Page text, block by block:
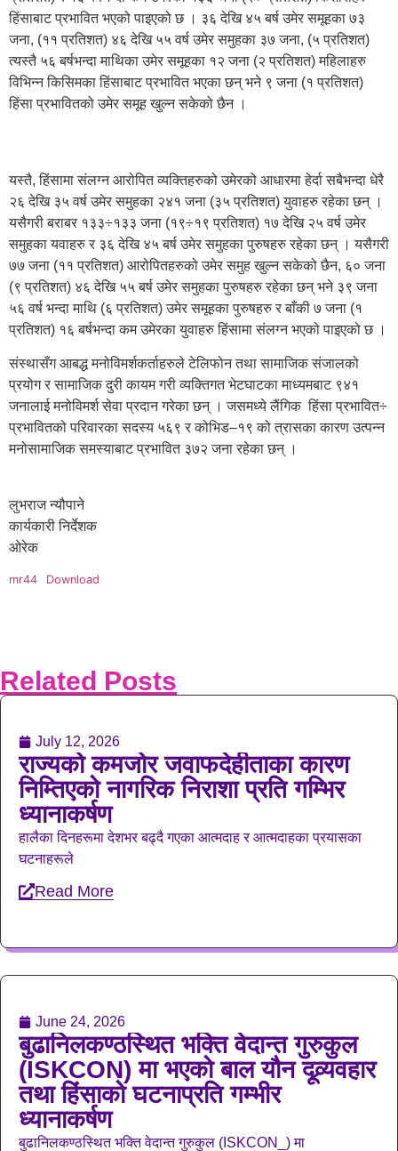
हिंसाबाट प्रभावित भएको पाइएको छ । ३६ देखि ४५ बर्ष उमेर समूहका ७३
जना, (११ प्रतिशत) ४६ देखि ५५ वर्ष उमेर समुहका ३७ जना, (५ प्रतिशत)
त्यस्तै ५६ बर्षभन्दा माथिका उमेर समूहका १२ जना (२ प्रतिशत) महिलाहरु
विभिन्न किसिमका हिंसाबाट प्रभावित भएका छन् भने ९ जना (१ प्रतिशत)
हिंसा प्रभावितको उमेर समूह खुल्न सकेको छैन ।
यस्तै, हिंसामा संलग्न आरोपित व्यक्तिहरुको उमेरको आधारमा हेर्दा सबैभन्दा धेरै
२६ देखि ३५ वर्ष उमेर समुहका २४१ जना (३५ प्रतिशत) युवाहरु रहेका छन् ।
यसैगरी बराबर १३३÷१३३ जना (१९÷१९ प्रतिशत) १७ देखि २५ वर्ष उमेर
समुहका यवाहरु र ३६ देखि ४५ बर्ष उमेर समुहका पुरुषहरु रहेका छन् । यसैगरी
७७ जना (११ प्रतिशत) आरोपितहरुको उमेर समुह खुल्न सकेको छैन, ६० जना
(९ प्रतिशत) ४६ देखि ५५ बर्ष उमेर समुहका पुरुषहरु रहेका छन् भने ३९ जना
५६ वर्ष भन्दा माथि (६ प्रतिशत) उमेर समूहका पुरुषहरु र बाँकी ७ जना (१
प्रतिशत) १६ बर्षभन्दा कम उमेरका युवाहरु हिंसामा संलग्न भएको पाइएको छ ।
संस्थासँग आबद्ध मनोविमर्शकर्ताहरुले टेलिफोन तथा सामाजिक संजालको
प्रयोग र सामाजिक दुरी कायम गरी व्यक्तिगत भेटघाटका माध्यमबाट ९४१
जनालाई मनोविमर्श सेवा प्रदान गरेका छन् । जसमध्ये लैंगिक हिंसा प्रभावित÷
प्रभावितको परिवारका सदस्य ५६९ र कोभिड–१९ को त्रासका कारण उत्पन्न
मनोसामाजिक समस्याबाट प्रभावित ३७२ जना रहेका छन् ।
लुभराज न्यौपाने
कार्यकारी निर्देशक
ओरेक
mr44 Download
Related Posts
July 12, 2026
राज्यको कमजोर जवाफदेहीताका कारण
निम्तिएको नागरिक निराशा प्रति गम्भिर
ध्यानाकर्षण
हालैका दिनहरूमा देशभर बढ्दै गएका आत्मदाह र आत्मदाहका प्रयासका
घटनाहरूले
Read More
June 24, 2026
बुढानिलकण्ठस्थित भक्ति वेदान्त गुरुकुल
(ISKCON) मा भएको बाल यौन दूव्र्यवहार
तथा हिंसाको घटनाप्रति गम्भीर
ध्यानाकर्षण
बुढानिलकण्ठस्थित भक्ति वेदान्त गुरुकुल (ISKCON_) मा